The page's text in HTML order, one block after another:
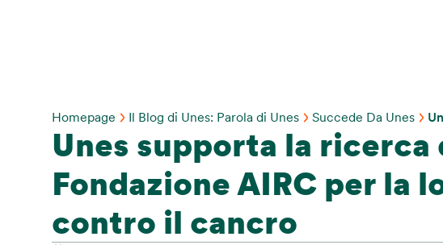
Homepage Il Blog di Unes: Parola di Unes Succede Da Unes
Unes supporta la ricerca
Fondazione AIRC per la
contro il cancro